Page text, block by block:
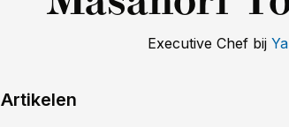
Executive Chef bij
Artikelen